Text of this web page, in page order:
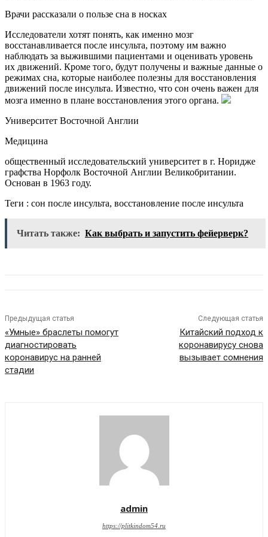
Врачи рассказали о пользе сна в носках
Исследователи хотят понять, как именно мозг
восстанавливается после инсульта, поэтому им важно
наблюдать за выжившими пациентами и оценивать уровень
их движений. Кроме того, будут получены и важные данные о
режимах сна, которые наиболее полезны для восстановления
движений после инсульта. Известно, что сон очень важен для
мозга именно в плане восстановления этого органа.
Университет Восточной Англии
Медицина
общественный исследовательский университет в г. Норидже
графства Норфолк Восточной Англии Великобритании.
Основан в 1963 году.
Теги : сон после инсульта, восстановление после инсульта
Читать также: Как выбрать и запустить фейерверк?
Предыдущая статья
«Умные» браслеты помогут
диагностировать
коронавирус на ранней
стадии
Следующая статья
Китайский подход к
коронавирусу снова
вызывает сомнения
admin
https://plitkindom54.ru